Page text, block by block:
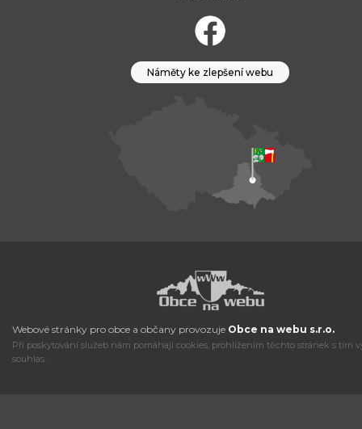
Náměty ke zlepšení webu
Webové stránky pro obce a občany provozuje Obce na webu s.r.o.
Při poskytování služeb nám pomáhají cookies, prohlížením těchto stránek s tím
souhlas.